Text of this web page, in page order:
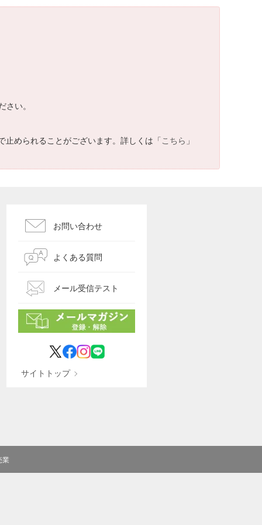
い。
められることがございます。詳しくは「こちら 」
お問い合わせ
よくある質問
メール受信テスト
サイトトップ
業